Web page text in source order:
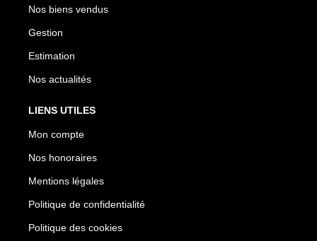
Nos biens vendus
Gestion
Estimation
Nos actualités
LIENS UTILES
Mon compte
Nos honoraires
Mentions légales
Politique de confidentialité
Politique des cookies